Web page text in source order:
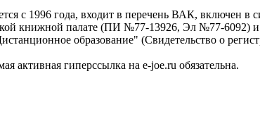
с 1996 года, входит в перечень ВАК, включен в
книжной палате (ПИ №77-13926, Эл №77-
образование" (Свидетельство о
активная гиперссылка на e-joe.ru обязательна.